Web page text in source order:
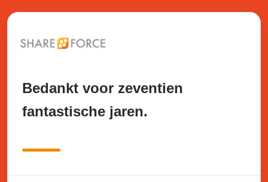
Bedankt voor zeventien
fantastische jaren.